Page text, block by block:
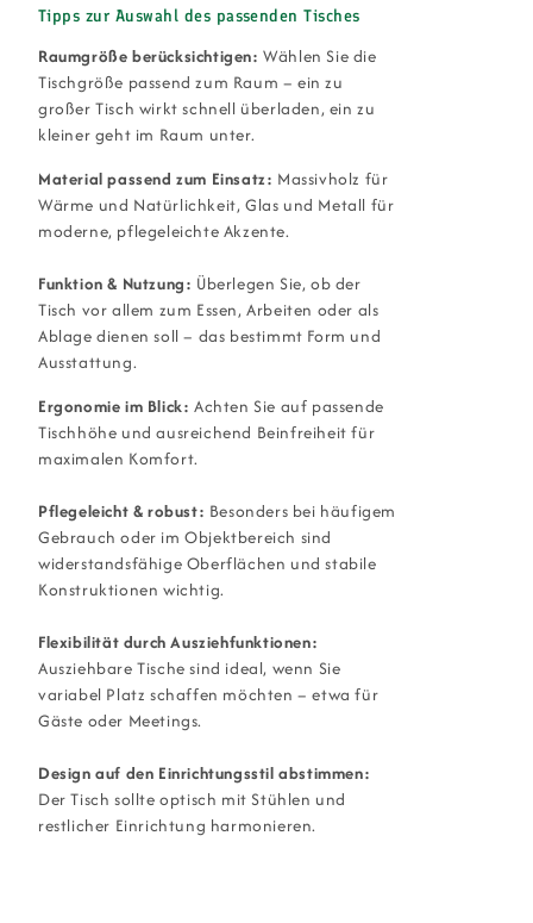
Tipps zur Auswahl des passenden Tisches
Raumgröße berücksichtigen: Wählen Sie die
Tischgröße passend zum Raum – ein zu
großer Tisch wirkt schnell überladen, ein zu
kleiner geht im Raum unter.
Material passend zum Einsatz: Massivholz für
Wärme und Natürlichkeit, Glas und Metall für
moderne, pflegeleichte Akzente.
Funktion & Nutzung: Überlegen Sie, ob der
Tisch vor allem zum Essen, Arbeiten oder als
Ablage dienen soll – das bestimmt Form und
Ausstattung.
Ergonomie im Blick: Achten Sie auf passende
Tischhöhe und ausreichend Beinfreiheit für
maximalen Komfort.
Pflegeleicht & robust: Besonders bei häufigem
Gebrauch oder im Objektbereich sind
widerstandsfähige Oberflächen und stabile
Konstruktionen wichtig.
Flexibilität durch Ausziehfunktionen:
Ausziehbare Tische sind ideal, wenn Sie
variabel Platz schaffen möchten – etwa für
Gäste oder Meetings.
Design auf den Einrichtungsstil abstimmen:
Der Tisch sollte optisch mit Stühlen und
restlicher Einrichtung harmonieren.